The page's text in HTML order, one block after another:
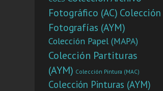
Fotográfico (AC) Colección
Fotografías (AYM)
Colección Papel (MAPA)
Colección Partituras
(AYM) Colección Pintura (MAC)
Colección Pinturas (AYM)